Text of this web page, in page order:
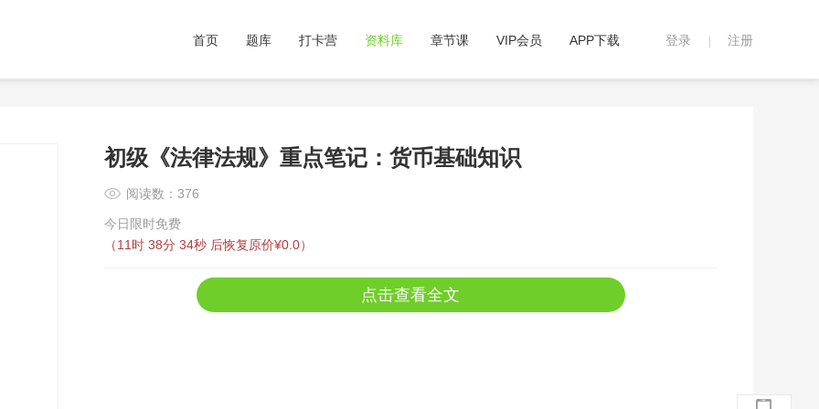
登录 注册
首页 题库 打卡营 资料库 章节课 VIP会员 APP下载
初级《法律法规》重点笔记：货币基础知识
阅读数：376
今日限时免费
（11时 38分 33秒 后恢复原价¥0.0）
点击查看全文